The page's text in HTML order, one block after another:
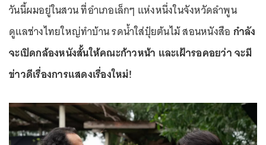
วันนี้ผมอยู่ในสวน ที่อำเภอเล็กๆ แห่งหนึ่งในจังหวัดลำพูน
ดูแลช่างไทยใหญ่ทำบ้าน รดน้ำใส่ปุ๋ยต้นไม้ สอนหนังสือ กำลัง
จะเปิดกล้องหนังสั้นให้คณะก้าวหน้า และเฝ้ารอคอยว่า จะมี
ข่าวดีเรื่องการแสดงเรื่องใหม่!